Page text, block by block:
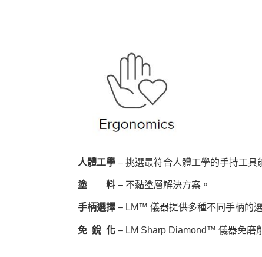
人體工學 – 挑選最符合人體工學的手持工具
塗 料 – 不黏塗層解決方案。
手柄選擇 – LM™ 儀器提供多種不同手柄的
免 銳 化 – LM Sharp Diamond™ 儀器免磨